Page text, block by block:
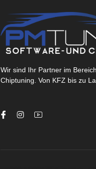
Wir sind Ihr Partner im
Chiptuning. Von KFZ bis zu